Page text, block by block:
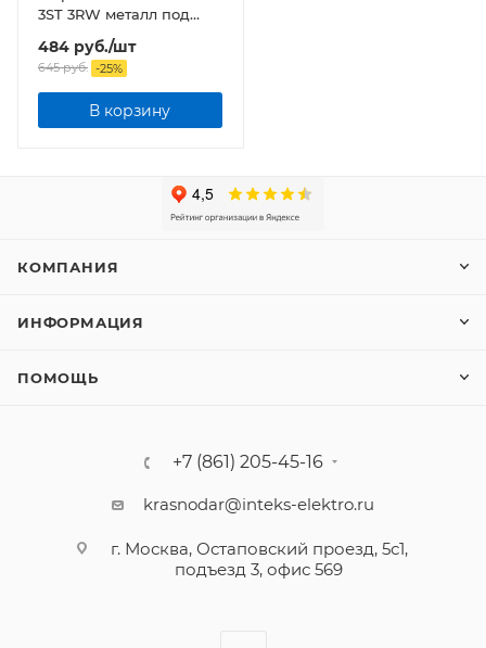
3ST 3RW металл под
лампу GX53 230В
поворотный тройной
белый
484 руб./шт
645руб. -25%
В корзину
КОМПАНИЯ
ИНФОРМАЦИЯ
ПОМОЩЬ
+7 (861) 205-45-16
krasnodar@inteks-elektro.ru
г. Москва, Остаповский проезд, 5с1,
подъезд 3, офис 569